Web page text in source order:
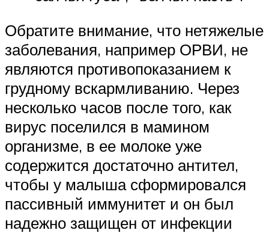
Обратите внимание, что нетяжелые
заболевания, например ОРВИ, не
являются противопоказанием к
грудному вскармливанию. Через
несколько часов после того, как
вирус поселился в мамином
организме, в ее молоке уже
содержится достаточно антител,
чтобы у малыша сформировался
пассивный иммунитет и он был
надежно защищен от инфекции